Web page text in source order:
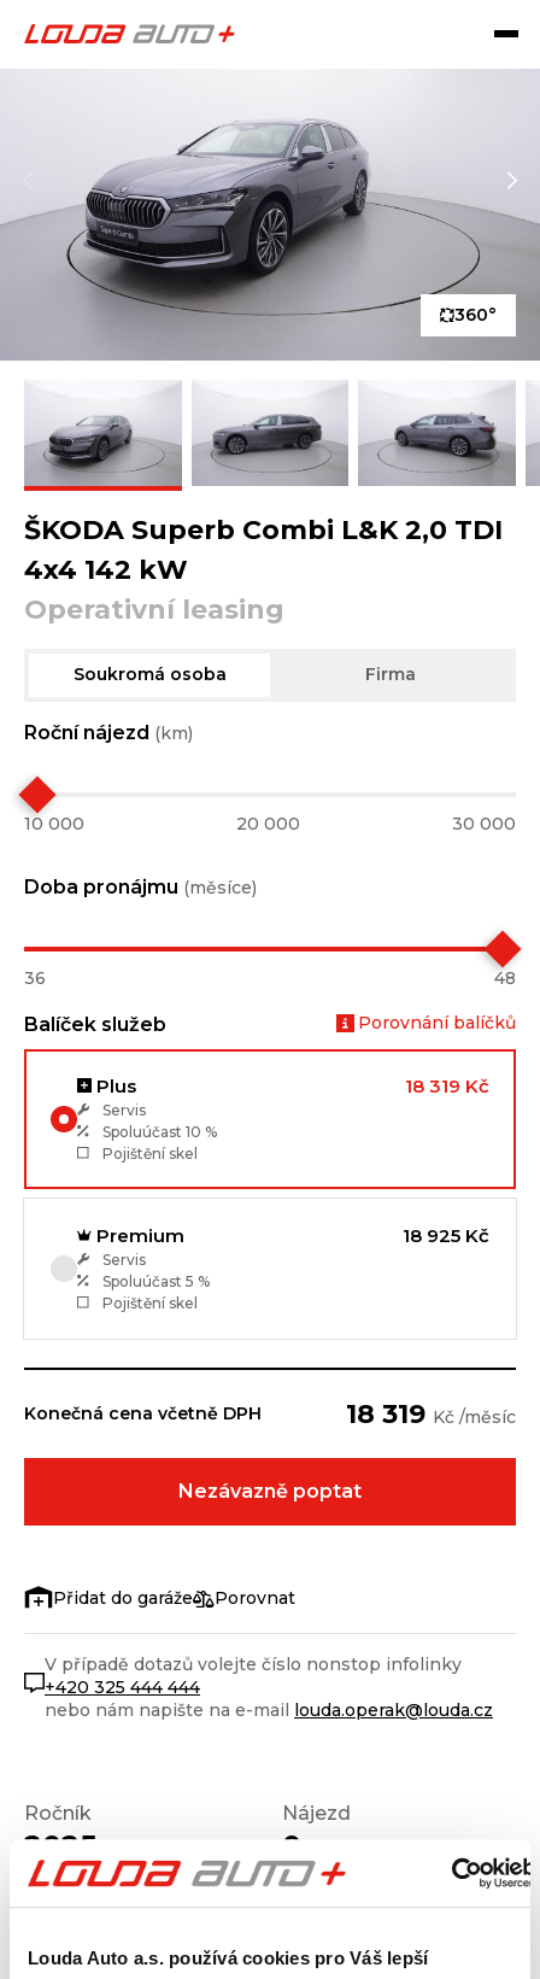
Louda Auto a.s. používá cookies pro Váš lepší
360°
Ročník
2025
Nájezd
0
Stav
Nové
Výkon
142kW
ŠKODA Superb Combi L&K 2,0 TDI
4x4 142 kW
Operativní leasing
Soukromá osoba Firma
Roční nájezd (km)
10 000 20 000 30 000
Doba pronájmu (měsíce)
36 48
Balíček služeb Porovnání balíčků
Plus 18 319 Kč
Servis
Spoluúčast 10 %
Pojištění skel
Premium 18 925 Kč
Servis
Spoluúčast 5 %
Pojištění skel
Konečná cena včetně DPH 18 319 Kč /měsíc
Nezávazně poptat
Porovnat
V případě dotazů volejte číslo nonstop infolinky
+420 325 444 444
nebo nám napište na e-mail louda.operak@louda.cz